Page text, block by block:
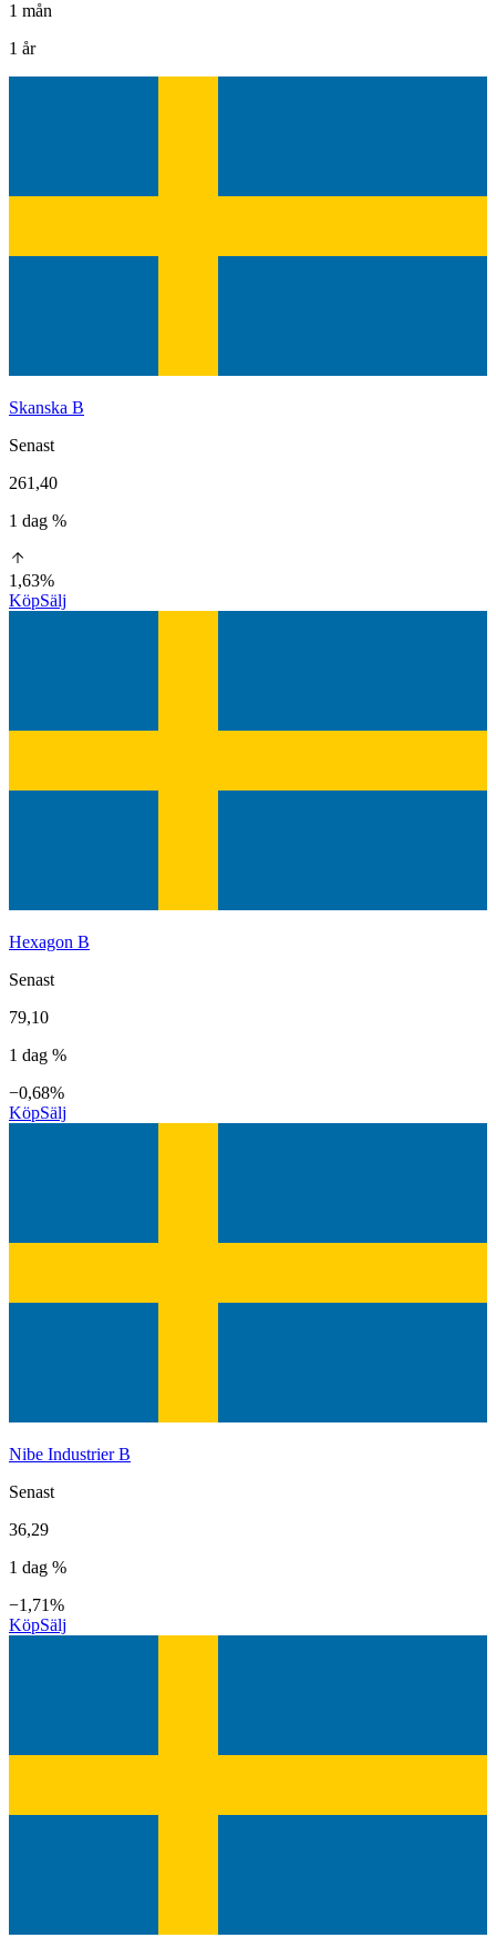
1 mån
1 år
Skanska B
Senast
261,40
1 dag %
1,63%
KöpSälj
Hexagon B
Senast
79,10
1 dag %
−0,68%
KöpSälj
Nibe Industrier B
Senast
36,29
1 dag %
−1,71%
KöpSälj